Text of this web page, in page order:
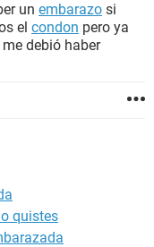
un embarazo si
el condon pero ya
debió haber
quistes